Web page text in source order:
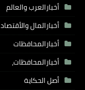
أخبارالعرب والعالم
أخبارالمال والأقتصاد
أخبارالمحافظات
أخبارالمحافظات،
أصل الحكاية